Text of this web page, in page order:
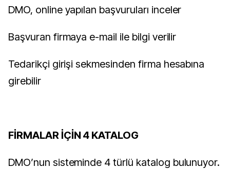
DMO, online yapılan başvuruları inceler
Başvuran firmaya e-mail ile bilgi verilir
Tedarikçi girişi sekmesinden firma hesabına
girebilir
FİRMALAR İÇİN 4 KATALOG
DMO’nun sisteminde 4 türlü katalog bulunuyor.